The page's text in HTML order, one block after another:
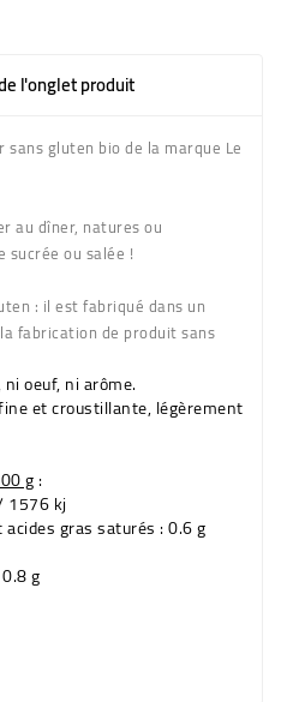
l'onglet produit
gluten bio de la marque Le
au dîner, natures ou
sucrée ou salée !
: il est fabriqué dans un
fabrication de produit sans
oeuf, ni arôme.
et croustillante, légèrement
g:
1576 kj
gras saturés : 0.6 g
g